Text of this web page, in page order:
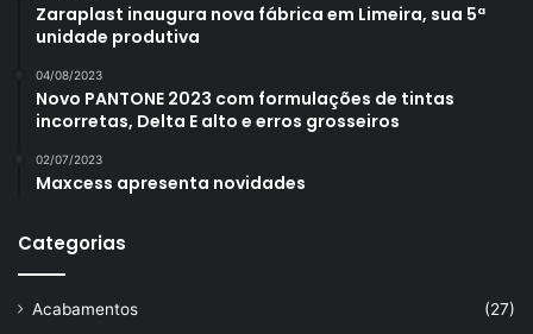
Zaraplast inaugura nova fábrica em Limeira, sua 5ª
unidade produtiva
04/08/2023
Novo PANTONE 2023 com formulações de tintas
incorretas, Delta E alto e erros grosseiros
02/07/2023
Maxcess apresenta novidades
Categorias
Acabamentos
(27)